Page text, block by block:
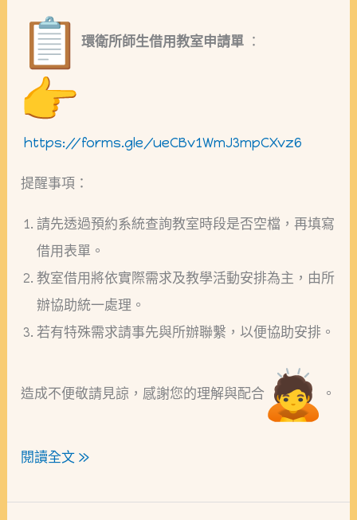
環衛所師生借用教室申請單 ：
https://forms.gle/ueCBv1WmJ3mpCXvz6
提醒事項：
請先透過預約系統查詢教室時段是否空檔，再填寫
借用表單。
教室借用將依實際需求及教學活動安排為主，由所
辦協助統一處理。
若有特殊需求請事先與所辦聯繫，以便協助安排。
造成不便敬請見諒，感謝您的理解與配合 。
閱讀全文 »